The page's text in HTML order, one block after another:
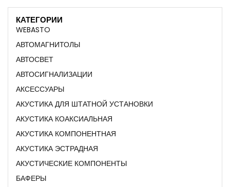
КАТЕГОРИИ
WEBASTO
АВТОМАГНИТОЛЫ
АВТОСВЕТ
АВТОСИГНАЛИЗАЦИИ
АКСЕССУАРЫ
АКУСТИКА ДЛЯ ШТАТНОЙ УСТАНОВКИ
АКУСТИКА КОАКСИАЛЬНАЯ
АКУСТИКА КОМПОНЕНТНАЯ
АКУСТИКА ЭСТРАДНАЯ
АКУСТИЧЕСКИЕ КОМПОНЕНТЫ
БАФЕРЫ